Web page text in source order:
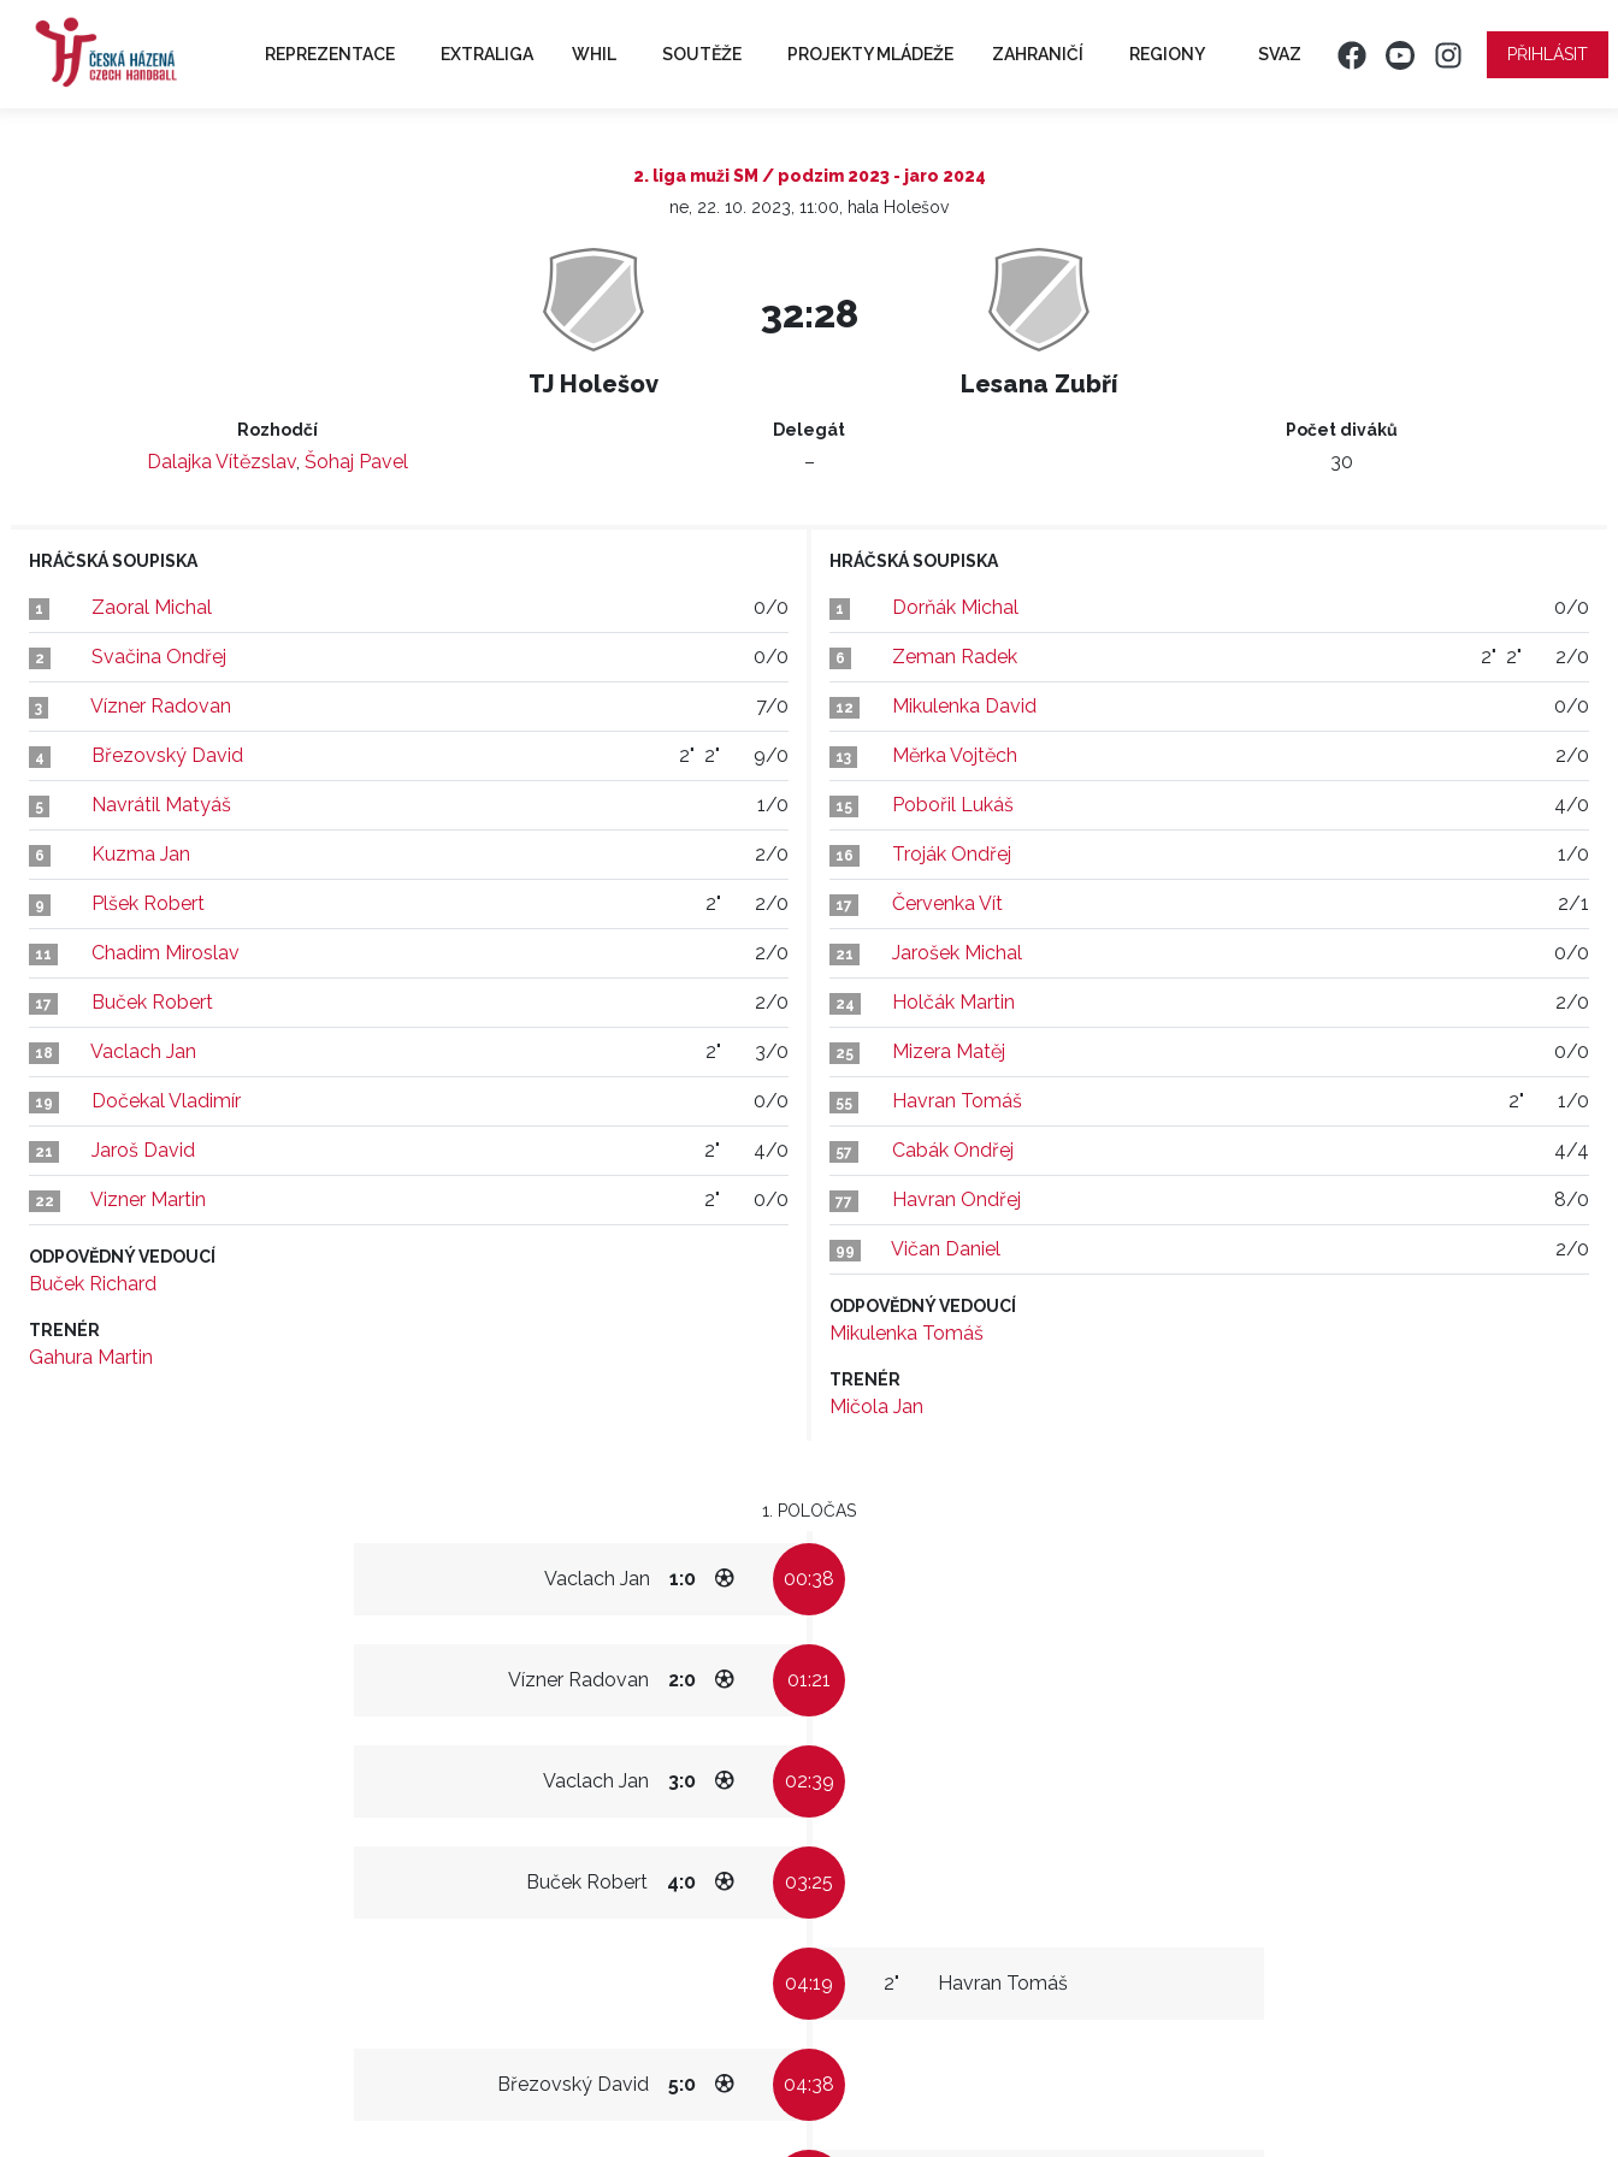
REPREZENTACE EXTRALIGA WHIL SOUTĚŽE PROJEKTY MLÁDEŽE ZAHRANIČÍ REGIONY SVAZ PŘIHLÁSIT
2. liga muži SM / podzim 2023 - jaro 2024
ne, 22. 10. 2023, 11:00, hala Holešov
TJ Holešov
32:28
Lesana Zubří
Rozhodčí
Dalajka Vítězslav, Šohaj Pavel
Delegát
–
Počet diváků
30
HRÁČSKÁ SOUPISKA
1 Zaoral Michal 0/0
2 Svačina Ondřej 0/0
3 Vízner Radovan 7/0
4 Březovský David 2" 2" 9/0
5 Navrátil Matyáš 1/0
6 Kuzma Jan 2/0
9 Plšek Robert 2" 2/0
11 Chadim Miroslav 2/0
17 Buček Robert 2/0
18 Vaclach Jan 2" 3/0
19 Dočekal Vladimír 0/0
21 Jaroš David 2" 4/0
22 Vizner Martin 2" 0/0
ODPOVĚDNÝ VEDOUCÍ
Buček Richard
TRENÉR
Gahura Martin
HRÁČSKÁ SOUPISKA
1 Dorňák Michal 0/0
6 Zeman Radek 2" 2" 2/0
12 Mikulenka David 0/0
13 Měrka Vojtěch 2/0
15 Pobořil Lukáš 4/0
16 Troják Ondřej 1/0
17 Červenka Vít 2/1
21 Jarošek Michal 0/0
24 Holčák Martin 2/0
25 Mizera Matěj 0/0
55 Havran Tomáš 2" 1/0
57 Cabák Ondřej 4/4
77 Havran Ondřej 8/0
99 Vičan Daniel 2/0
ODPOVĚDNÝ VEDOUCÍ
Mikulenka Tomáš
TRENÉR
Mičola Jan
1. POLOČAS
Vaclach Jan 1:0 00:38
Vízner Radovan 2:0 01:21
Vaclach Jan 3:0 02:39
Buček Robert 4:0 03:25
04:19 Havran Tomáš
2"
Březovský David 5:0 04:38